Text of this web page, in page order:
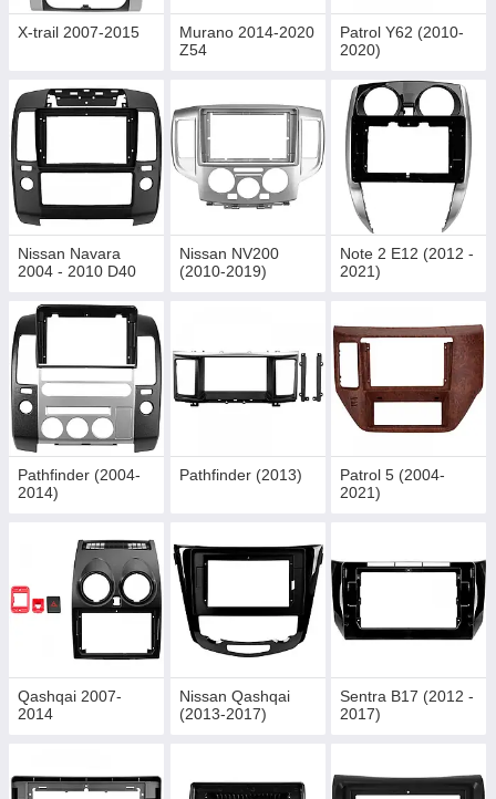
X-trail 2007-2015
Murano 2014-2020
Z54
Patrol Y62 (2010-
2020)
Nissan Navara
2004 - 2010 D40
Nissan NV200
(2010-2019)
Note 2 E12 (2012 -
2021)
Pathfinder (2004-
2014)
Pathfinder (2013)
Patrol 5 (2004-
2021)
Qashqai 2007-
2014
Nissan Qashqai
(2013-2017)
Sentra B17 (2012 -
2017)